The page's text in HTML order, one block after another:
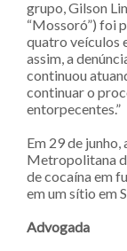
grupo, Gilson
“Mossoró”) foi
quatro veículos
assim, a
continuou
continuar o
entorpecentes.”
Em 29 de
Metropolitana
de cocaína em
em um sítio em
Advogada